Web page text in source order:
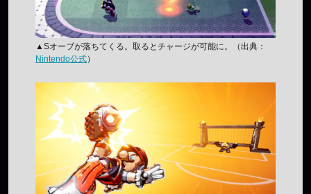
▲Sオーブが落ちてくる。取るとチャージが可能に。（出典：
Nintendo公式）